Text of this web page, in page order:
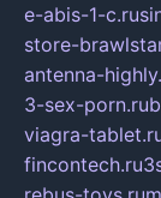
e-abis-1-c.ru
store-
antenna-
3-sex-porn.ru
viagra-
fincontech.ru